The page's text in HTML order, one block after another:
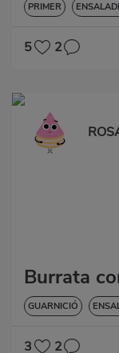
PRIMER
5 2
Burrata
GUARNICIÓ
3 2